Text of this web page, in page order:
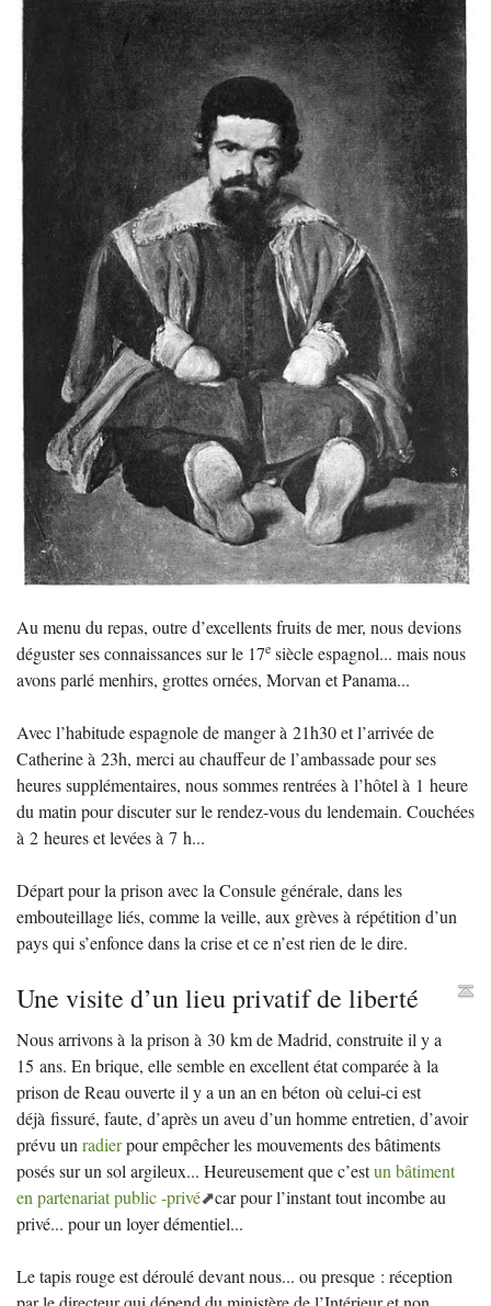
Au menu du repas, outre d’excellents fruits de mer, nous devions
déguster ses connaissances sur le 17e siècle espagnol... mais nous
avons parlé menhirs, grottes ornées, Morvan et Panama...
Avec l’habitude espagnole de manger à 21h30 et l’arrivée de
Catherine à 23h, merci au chauffeur de l’ambassade pour ses
heures supplémentaires, nous sommes rentrées à l’hôtel à 1 heure
du matin pour discuter sur le rendez-vous du lendemain. Couchées
à 2 heures et levées à 7 h...
Départ pour la prison avec la Consule générale, dans les
embouteillage liés, comme la veille, aux grèves à répétition d’un
pays qui s’enfonce dans la crise et ce n’est rien de le dire.
Une visite d’un lieu privatif de liberté
Nous arrivons à la prison à 30 km de Madrid, construite il y a
15 ans. En brique, elle semble en excellent état comparée à la
prison de Reau ouverte il y a un an en béton où celui-ci est
déjà fissuré, faute, d’après un aveu d’un homme entretien, d’avoir
prévu un radierpour empêcher les mouvements des bâtiments
posés sur un sol argileux... Heureusement que c’estun bâtiment
en partenariat public -privé
car pour l’instant tout incombe au
privé... pour un loyer démentiel...
Le tapis rouge est déroulé devant nous... ou presque : réception